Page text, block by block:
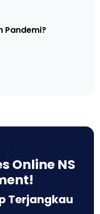
Pandemi?
Online NS
Terjangkau